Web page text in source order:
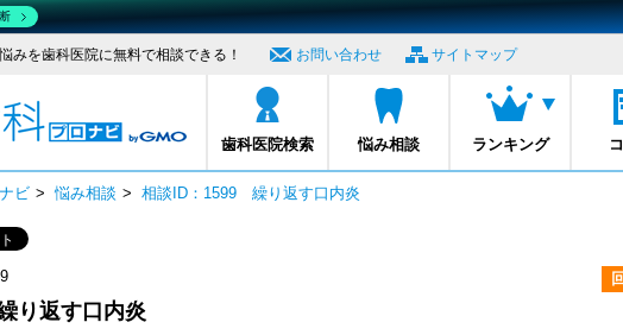
みを歯科医院に無料で相談できる！
歯科プロナビ
歯科医院検索 悩み相談 ランキング
お問い合わせ サイトマップ
ビ > 悩み相談 > 相談ID：1599 繰り返す口内炎
り返す口内炎